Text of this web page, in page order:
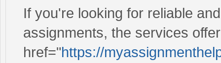
If you're looking for reliable
assignments, the services
href="https://